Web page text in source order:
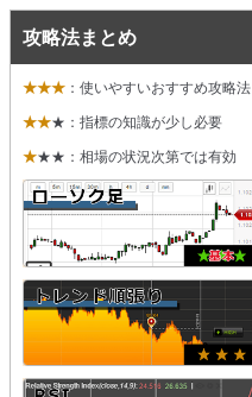
攻略法まとめ
★★★ ：使いやすいおすすめ攻略法
★★★：指標の知識が少し必要
★★★：相場の状況次第では有効